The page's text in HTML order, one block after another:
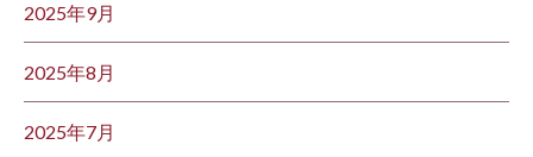
2025年9月
2025年8月
2025年7月